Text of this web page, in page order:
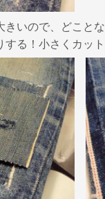
きいので、どこと
する！小さくカッ